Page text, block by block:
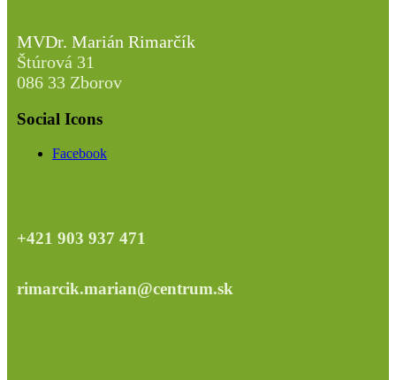
MVDr. Marián Rimarčík
Štúrová 31
086 33 Zborov
Social Icons
Facebook
+421 903 937 471
rimarcik.marian@centrum.sk